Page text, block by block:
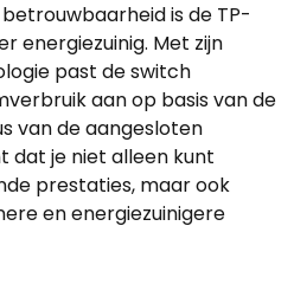
is de TP-
energiezuinig. Met zijn
past de switch
aan op basis van de
van de aangesloten
dat je niet alleen kunt
prestaties, maar ook
en energiezuinigere